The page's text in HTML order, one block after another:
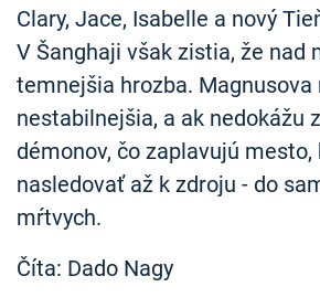
Clary, Jace, Isabelle a nový
V Šanghaji však zistia, že nad
temnejšia hrozba.
nestabilnejšia, a ak nedokážu
démonov, čo zaplavujú
nasledovať až k zdroju - do
mŕtvych.
Číta: Dado Nagy